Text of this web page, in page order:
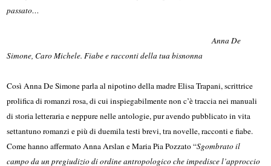
passato…
Anna De
Simone, Caro Michele. Fiabe e racconti della tua bisnonna
Così Anna De Simone parla al nipotino della madre Elisa Trapani, scrittrice
prolifica di romanzi rosa, di cui inspiegabilmente non c’è traccia nei manuali
di storia letteraria e neppure nelle antologie, pur avendo pubblicato in vita
settantuno romanzi e più di duemila testi brevi, tra novelle, racconti e fiabe.
Come hanno affermato Anna Arslan e Maria Pia Pozzato “Sgombrato il
campo da un pregiudizio di ordine antropologico che impedisce l’approccio